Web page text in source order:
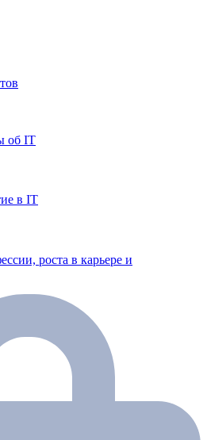
об IT
в IT
роста в карьере и